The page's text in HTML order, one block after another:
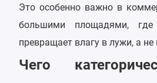
Это особенно важно в
большими площадями,
превращает влагу в лужи, а не
Чего